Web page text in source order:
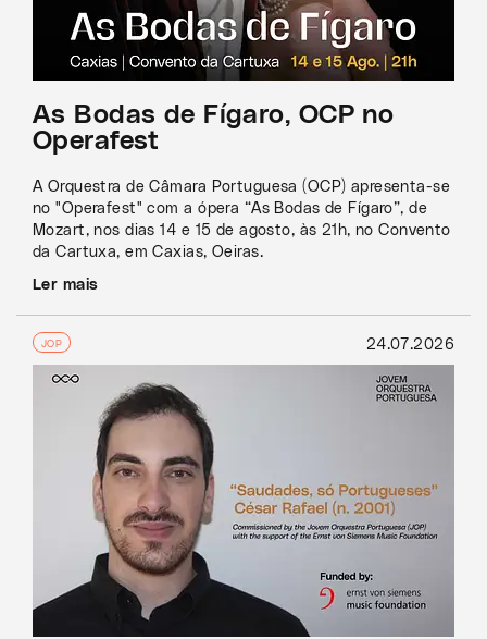
As Bodas de Fígaro, OCP no
Operafest
A Orquestra de Câmara Portuguesa (OCP) apresenta-se
no "Operafest" com a ópera “As Bodas de Fígaro”, de
Mozart, nos dias 14 e 15 de agosto, às 21h, no Convento
da Cartuxa, em Caxias, Oeiras.
Ler mais
JOP 24.07.2026